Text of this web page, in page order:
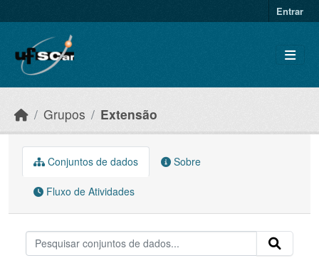
Entrar
Grupos Extensão
Conjuntos de dados Sobre
Fluxo de Atividades